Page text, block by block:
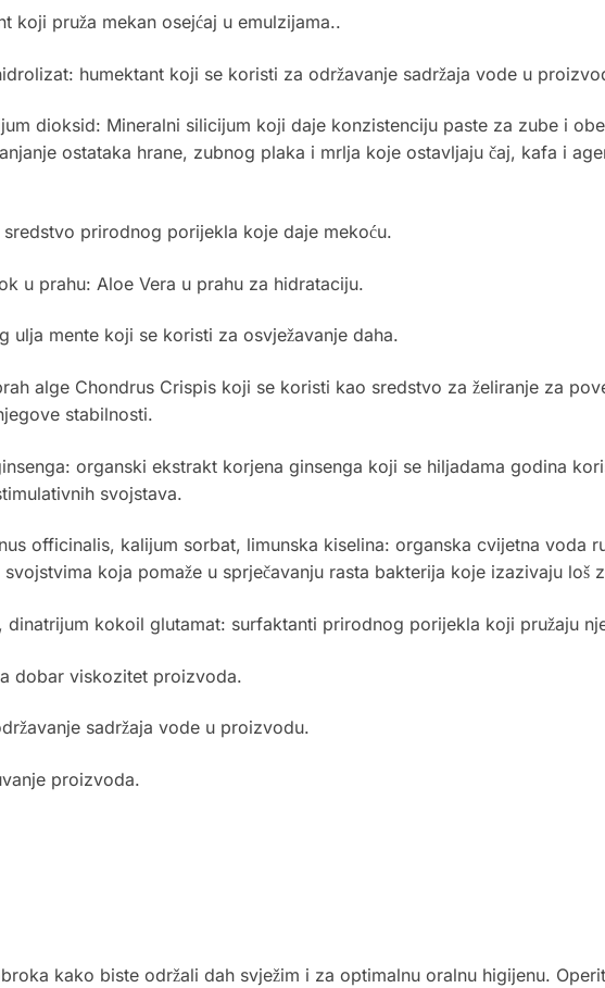
koji pruža mekan osejćaj u emulzijama..
humektant koji se koristi za održavanje sadržaja vode u
dioksid: Mineralni silicijum koji daje konzistenciju paste za zube i
ostataka hrane, zubnog plaka i mrlja koje ostavljaju čaj, kafa i
sredstvo prirodnog porijekla koje daje mekoću.
u prahu: Aloe Vera u prahu za hidrataciju.
ulja mente koji se koristi za osvježavanje daha.
alge Chondrus Crispis koji se koristi kao sredstvo za želiranje za
stabilnosti.
organski ekstrakt korjena ginsenga koji se hiljadama godina
svojstava.
officinalis, kalijum sorbat, limunska kiselina: organska cvijetna voda
koja pomaže u sprječavanju rasta bakterija koje izazivaju loš
kokoil glutamat: surfaktanti prirodnog porijekla koji pružaju
dobar viskozitet proizvoda.
sadržaja vode u proizvodu.
proizvoda.
kako biste održali dah svježim i za optimalnu oralnu higijenu.